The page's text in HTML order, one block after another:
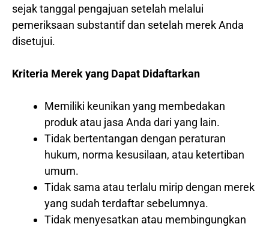
sejak tanggal pengajuan setelah melalui
pemeriksaan substantif dan setelah merek Anda
disetujui.
Kriteria Merek yang Dapat Didaftarkan
Memiliki keunikan yang membedakan
produk atau jasa Anda dari yang lain.
Tidak bertentangan dengan peraturan
hukum, norma kesusilaan, atau ketertiban
umum.
Tidak sama atau terlalu mirip dengan merek
yang sudah terdaftar sebelumnya.
Tidak menyesatkan atau membingungkan